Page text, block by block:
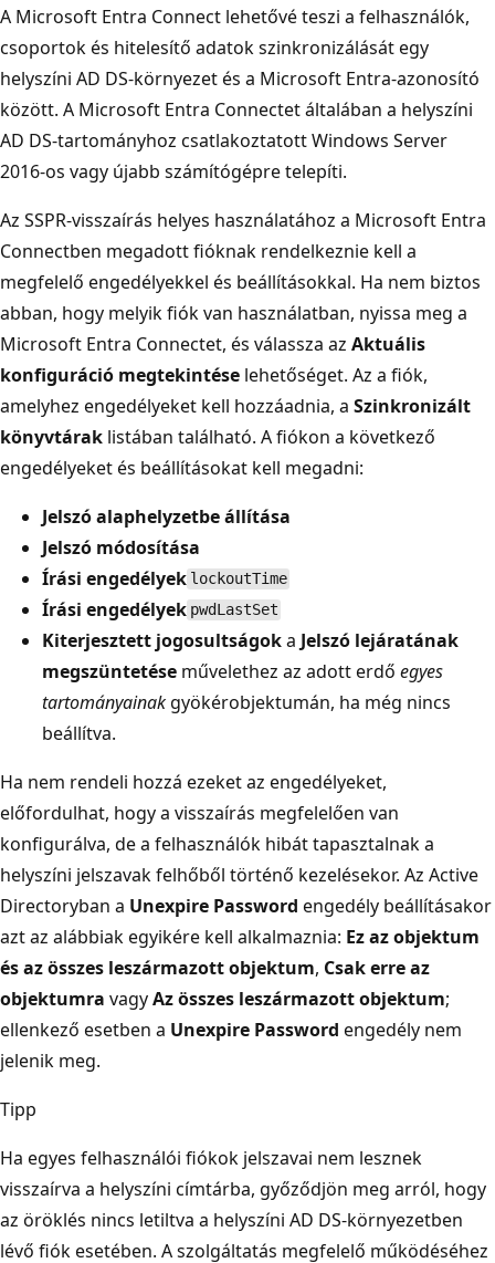
A Microsoft Entra Connect lehetővé teszi a felhasználók,
csoportok és hitelesítő adatok szinkronizálását egy
helyszíni AD DS-környezet és a Microsoft Entra-azonosító
között. A Microsoft Entra Connectet általában a helyszíni
AD DS-tartományhoz csatlakoztatott Windows Server
2016-os vagy újabb számítógépre telepíti.
Az SSPR-visszaírás helyes használatához a Microsoft Entra
Connectben megadott fióknak rendelkeznie kell a
megfelelő engedélyekkel és beállításokkal. Ha nem biztos
abban, hogy melyik fiók van használatban, nyissa meg a
Microsoft Entra Connectet, és válassza az Aktuális
konfiguráció megtekintése lehetőséget. Az a fiók,
amelyhez engedélyeket kell hozzáadnia, a Szinkronizált
könyvtárak listában található. A fiókon a következő
engedélyeket és beállításokat kell megadni:
Jelszó alaphelyzetbe állítása
Jelszó módosítása
Írási engedélyek lockoutTime
Írási engedélyek pwdLastSet
Kiterjesztett jogosultságoka Jelszó lejáratának
megszüntetése művelethez az adott erdő egyes
tartományainak gyökérobjektumán, ha még nincs
beállítva.
Ha nem rendeli hozzá ezeket az engedélyeket,
előfordulhat, hogy a visszaírás megfelelően van
konfigurálva, de a felhasználók hibát tapasztalnak a
helyszíni jelszavak felhőből történő kezelésekor. Az Active
Directoryban a Unexpire Password engedély beállításakor
azt az alábbiak egyikére kell alkalmaznia: Ez az objektum
és az összes leszármazott objektum, Csak erre az
objektumra vagyAz összes leszármazott objektum;
ellenkező esetben a Unexpire Password engedély nem
jelenik meg.
Tipp
Ha egyes felhasználói fiókok jelszavai nem lesznek
visszaírva a helyszíni címtárba, győződjön meg arról, hogy
az öröklés nincs letiltva a helyszíni AD DS-környezetben
lévő fiók esetében. A szolgáltatás megfelelő működéséhez